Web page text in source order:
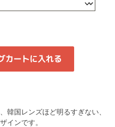
韓国レンズほど明るすぎない、
インです。